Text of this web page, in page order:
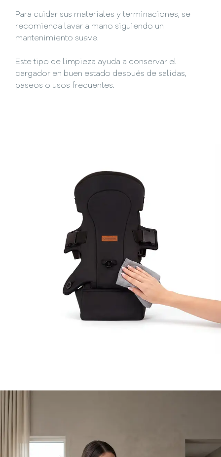
Para cuidar sus materiales y terminaciones, se
recomienda lavar a mano siguiendo un
mantenimiento suave.
Este tipo de limpieza ayuda a conservar el
cargador en buen estado después de salidas,
paseos o usos frecuentes.